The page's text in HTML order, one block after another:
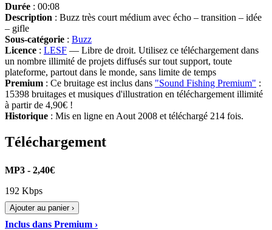
Durée : 00:08
Description : Buzz très court médium avec écho – transition – idée
– gifle
Sous-catégorie : Buzz
Licence : LESF — Libre de droit. Utilisez ce téléchargement dans
un nombre illimité de projets diffusés sur tout support, toute
plateforme, partout dans le monde, sans limite de temps
Premium : Ce bruitage est inclus dans "Sound Fishing Premium" :
15398 bruitages et musiques d'illustration en téléchargement illimité
à partir de 4,90€ !
Historique : Mis en ligne en Aout 2008 et téléchargé 214 fois.
Téléchargement
MP3 - 2,40€
192 Kbps
Ajouter au panier ›
Inclus dans Premium ›